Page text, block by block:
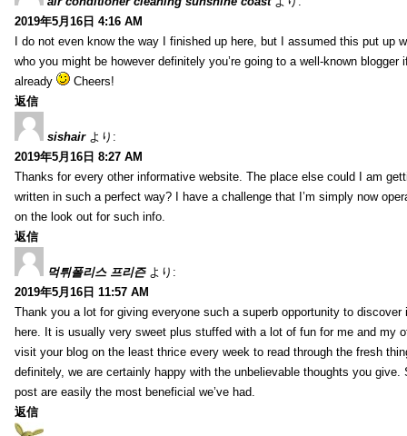
2019年5月16日 4:16 AM
I do not even know the way I finished up here, but I assumed this put up
who you might be however definitely you’re going to a well-known blogger
already
Cheers!
返信
sishair より:
2019年5月16日 8:27 AM
Thanks for every other informative website. The place else could I am
written in such a perfect way? I have a challenge that I’m simply now
on the look out for such info.
返信
먹튀폴리스 프리즌 より:
2019年5月16日 11:57 AM
Thank you a lot for giving everyone such a superb opportunity to discover
here. It is usually very sweet plus stuffed with a lot of fun for me and my
visit your blog on the least thrice every week to read through the fresh
definitely, we are certainly happy with the unbelievable thoughts you
post are easily the most beneficial we’ve had.
返信